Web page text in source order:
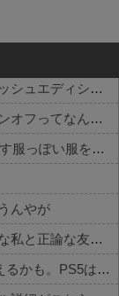
語
フロム「ナイトレインチーム解散してターニッシュエディション完成させました」←これｗｗｗｗ
なんで出さないのか不思議なドラクエのスピンオフってなんかある？
【花騎士】 むちむち×ほぼ痴女… ＆童貞を穀す服っぽい服をきたホウオウボクへの反応！！！
んやが
【衝撃】ちいかわの説明をするもド下手くそな私と正論な友人がコチラ・・・・・
多根「Switch2、499ドルでも安い800ドル超えるかも。PS5は直近での値上げ可能性低い」